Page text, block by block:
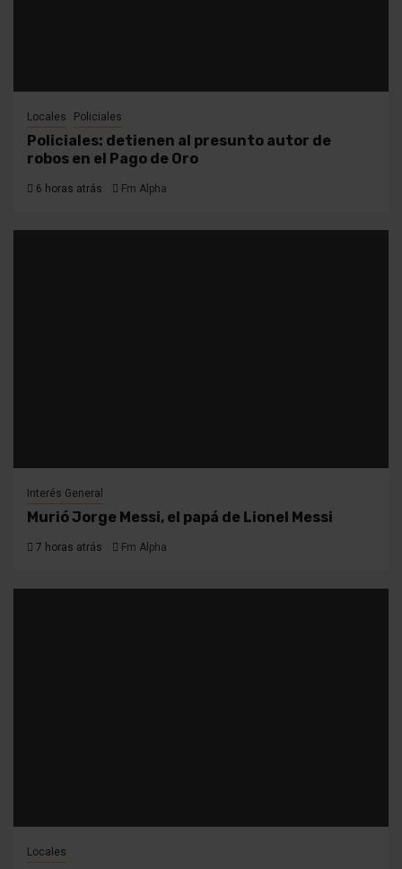
Locales Policiales
Policiales: detienen al presunto autor de
robos en el Pago de Oro
6 horas atrás Fm Alpha
Interés General
Murió Jorge Messi, el papá de Lionel Messi
7 horas atrás Fm Alpha
Locales